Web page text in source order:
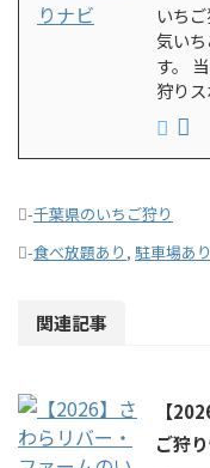
いち
気い
す。
狩り
-千葉県のいちご狩り
-食べ放題あり , 駐車場あり
関連記事
【
ご狩